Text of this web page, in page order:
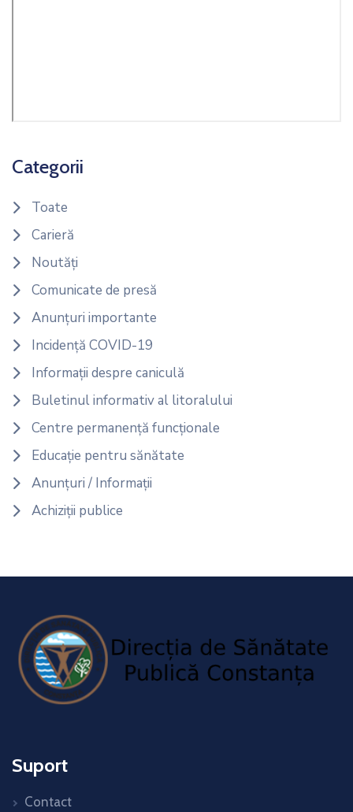
Categorii
Toate
Carieră
Noutăți
Comunicate de presă
Anunțuri importante
Incidență COVID-19
Informații despre caniculă
Buletinul informativ al litoralului
Centre permanență funcționale
Educație pentru sănătate
Anunțuri / Informații
Achiziții publice
Suport
Contact